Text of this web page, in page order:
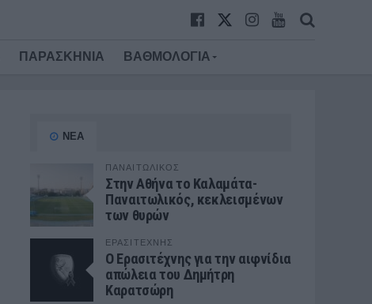
ΠΑΡΑΣΚΗΝΙΑ ΒΑΘΜΟΛΟΓΙΑ
ΝΕΑ
ΠΑΝΑΙΤΩΛΙΚΟΣ
Στην Αθήνα το Καλαμάτα-
Παναιτωλικός, κεκλεισμένων
των θυρών
ΕΡΑΣΙΤΕΧΝΗΣ
Ο Ερασιτέχνης για την αιφνίδια
απώλεια του Δημήτρη
Καρατσώρη